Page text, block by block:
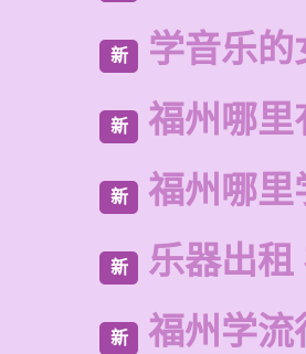
新 学音乐的
新 福州哪里
新 福州哪里
新 乐器出租
新 福州学流